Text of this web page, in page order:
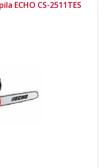
ECHO CS-2511TES